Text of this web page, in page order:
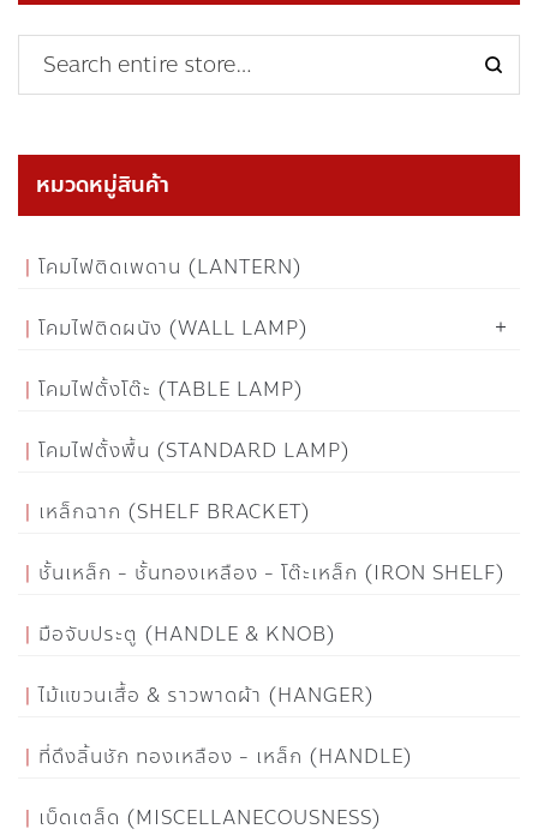
หมวดหมู่สินค้า
โคมไฟติดเพดาน (LANTERN)
โคมไฟติดผนัง (WALL LAMP)
โคมไฟตั้งโต๊ะ (TABLE LAMP)
โคมไฟตั้งพื้น (STANDARD LAMP)
เหล็กฉาก (SHELF BRACKET)
ชั้นเหล็ก - ชั้นทองเหลือง - โต๊ะเหล็ก (IRON SHELF)
มือจับประตู (HANDLE & KNOB)
ไม้แขวนเสื้อ & ราวพาดผ้า (HANGER)
ที่ดึงลิ้นชัก ทองเหลือง - เหล็ก (HANDLE)
เบ็ดเตล็ด (MISCELLANECOUSNESS)